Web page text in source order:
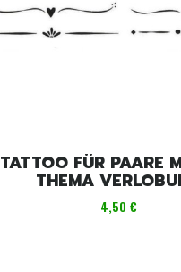
TATTOO FÜR PAARE
THEMA
Preis
4,50 €